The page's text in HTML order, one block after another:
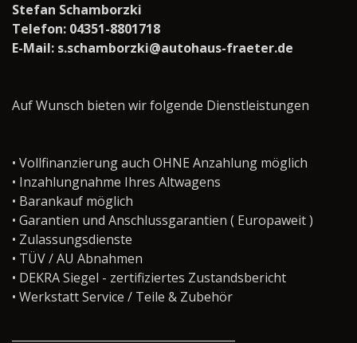
Stefan Schamborzki
Telefon: 04351-8801718
E-Mail: s.schamborzki@autohaus-fraeter.de
Auf Wunsch bieten wir folgende Dienstleistungen
• Vollfinanzierung auch OHNE Anzahlung möglich
• Inzahlungnahme Ihres Altwagens
• Barankauf möglich
• Garantien und Anschlussgarantien ( Europaweit )
• Zulassungsdienste
• TÜV / AU Abnahmen
• DEKRA Siegel - zertifiziertes Zustandsbericht
• Werkstatt Service / Teile & Zubehör